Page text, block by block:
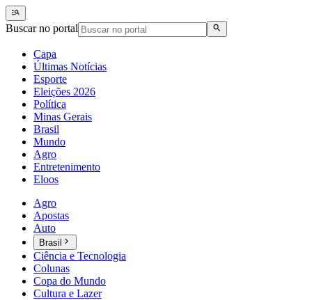
Buscar no portal
Capa
Últimas Notícias
Esporte
Eleições 2026
Política
Minas Gerais
Brasil
Mundo
Agro
Entretenimento
Eloos
Agro
Apostas
Auto
Brasil
Ciência e Tecnologia
Colunas
Copa do Mundo
Cultura e Lazer